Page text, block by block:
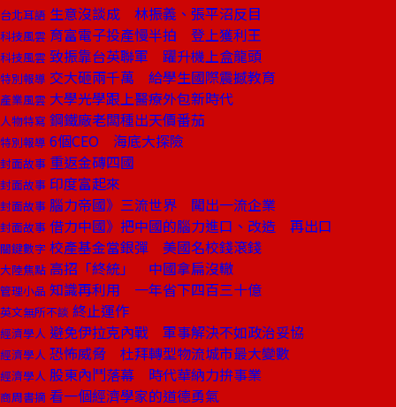
台北耳語 生意沒談成 林振義、張平沼反目
科技風雲 育富電子投產慢半拍 登上獲利王
科技風雲 致振靠台英聯軍 躍升機上盒龍頭
特別報導 交大砸兩千萬 給學生國際震撼教育
產業風雲 大學光學跟上醫療外包新時代
人物特寫 鋼鐵廠老闆種出天價番茄
特別報導 6個CEO 海底大探險
封面故事 重返金磚四國
封面故事 印度富起來
封面故事 腦力帝國》三流世界 闖出一流企業
封面故事 借力中國》把中國的腦力進口、改造 再出口
關鍵數字 校產基金當銀彈 美國名校錢滾錢
大陸焦點 高招「終統」 中國拿扁沒轍
管理小品 知識再利用 一年省下四百三十億
英文無所不談 終止運作
經濟學人 避免伊拉克內戰 軍事解決不如政治妥協
經濟學人 恐怖威脅 杜拜轉型物流城市最大變數
經濟學人 股東內鬥落幕 時代華納力拚事業
商周書摘 看一個經濟學家的道德勇氣